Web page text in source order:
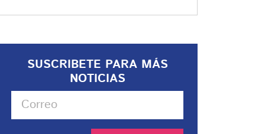
SUSCRIBETE PARA MÁS
NOTICIAS